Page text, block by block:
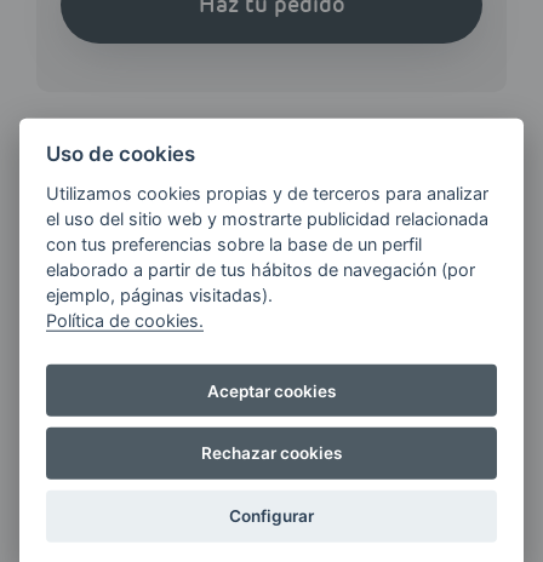
¿QUIERES ESTAR AL DÍA DE
LAS
ÚLTIMAS NOVEDADES?
E-MAIL
Quiero recibir las últimas novedades de AVIA
Uso de cookies
Utilizamos cookies propias y de terceros para analizar
el uso del sitio web y mostrarte publicidad relacionada
con tus preferencias sobre la base de un perfil
elaborado a partir de tus hábitos de navegación (por
ejemplo, páginas visitadas).
Política de cookies.
Aceptar cookies
Rechazar cookies
Configurar